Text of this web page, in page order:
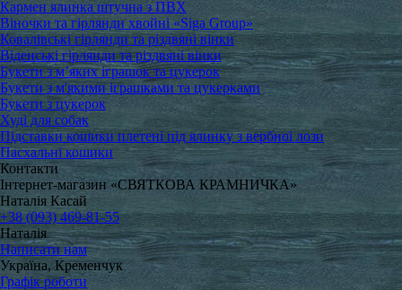
Кармен ялинка штучна з ПВХ
Віночки та гірлянди хвойні «Siga Group»
Ковалівські гірлянди та різдвяні вінки
Віденські гірлянди та різдвяні вінки
Букети з м’яких іграшок та цукерок
Букети з м'якими іграшками та цукерками
Букети з цукерок
Худі для собак
Підставки кошики плетені під ялинку з вербної лози
Пасхальні кошики
Контакти
Інтернет-магазин «СВЯТКОВА КРАМНИЧКА»
Наталія Касай
+38 (093) 469-81-55
Наталія
Написати нам
Україна, Кременчук
Графік роботи